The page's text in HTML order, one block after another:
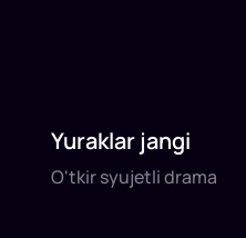
O'tkir syujetli drama
daq
Yuraklar jangi
O'tkir syujetli drama